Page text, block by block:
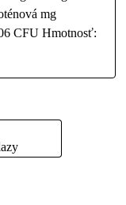
mg
CFU Hmotnosť: